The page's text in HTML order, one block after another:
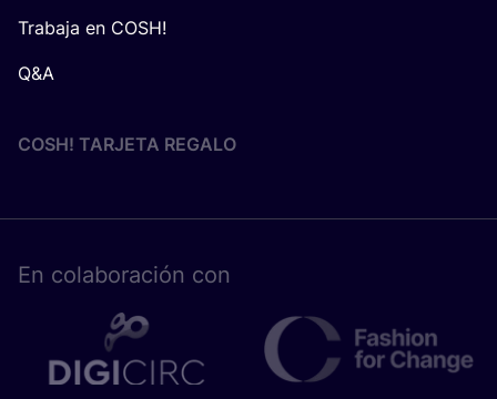
Trabaja en COSH!
Q&A
COSH! TARJETA REGALO
En cola­bo­ra­ción con